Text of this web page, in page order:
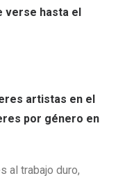
verse hasta el
artistas en el
por género en
al trabajo duro,